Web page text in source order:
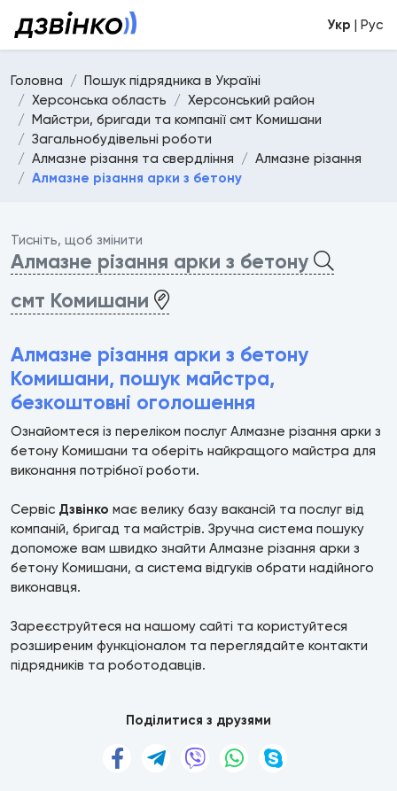
Укр | Рус
Головна
Пошук підрядника в Україні
Херсонська область
Херсонський район
Майстри, бригади та компанії смт Комишани
Загальнобудівельні роботи
Алмазне різання та свердління
Алмазне різання
Алмазне різання арки з бетону
Тисніть, щоб змінити
Алмазне різання арки з бетону
смт Комишани
Алмазне різання арки з бетону
Комишани, пошук майстра,
безкоштовні оголошення
Ознайомтеся із переліком послуг Алмазне різання арки з
бетону Комишани та оберіть найкращого майстра для
виконання потрібної роботи.
Сервіс Дзвінко має велику базу вакансій та послуг від
компаній, бригад та майстрів. Зручна система пошуку
допоможе вам швидко знайти Алмазне різання арки з
бетону Комишани, а система відгуків обрати надійного
виконавця.
Зареєструйтеся на нашому сайті та користуйтеся
розширеним функціоналом та переглядайте контакти
підрядників та роботодавців.
Поділитися з друзями